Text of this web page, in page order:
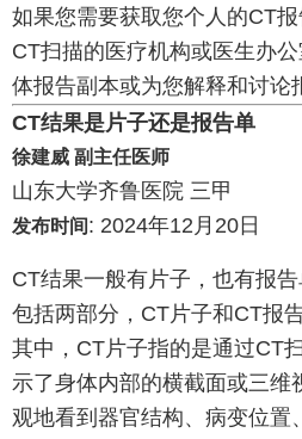
如果您需要获取您个人的CT
CT扫描的医疗机构或医生办
体报告副本或为您解释和讨论
CT结果是片子还是报告单
徐建威 副主任医师
山东大学齐鲁医院 三甲
发布时间: 2024年12月20日
CT结果一般有片子，也有报
包括两部分，CT片子和CT报告
其中，CT片子指的是通过CT
示了身体内部的横截面或三维
观地看到器官结构、病变位置